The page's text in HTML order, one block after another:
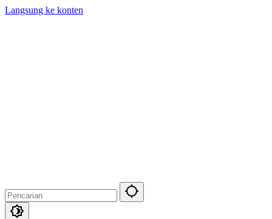
Langsung ke konten